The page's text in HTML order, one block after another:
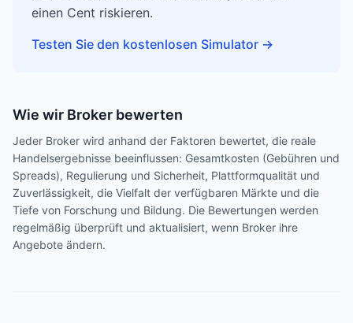
einen Cent riskieren.
Testen Sie den kostenlosen Simulator →
Wie wir Broker bewerten
Jeder Broker wird anhand der Faktoren bewertet, die reale
Handelsergebnisse beeinflussen: Gesamtkosten (Gebühren und
Spreads), Regulierung und Sicherheit, Plattformqualität und
Zuverlässigkeit, die Vielfalt der verfügbaren Märkte und die
Tiefe von Forschung und Bildung. Die Bewertungen werden
regelmäßig überprüft und aktualisiert, wenn Broker ihre
Angebote ändern.